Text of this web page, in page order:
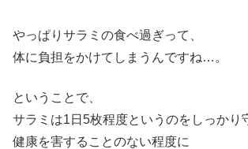
やっぱりサラミの食べ過ぎって、
体に負担をかけてしまうんですね…。
ということで、
サラミは1日5枚程度というのをしっかり
健康を害することのない程度に